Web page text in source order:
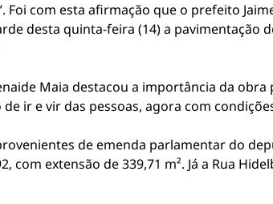
Foi com esta afirmação que o prefeito
desta quinta-feira (14) a pavimentação
Maia destacou a importância da
ir e vir das pessoas, agora com
de emenda parlamentar do
com extensão de 339,71 m². Já a Rua